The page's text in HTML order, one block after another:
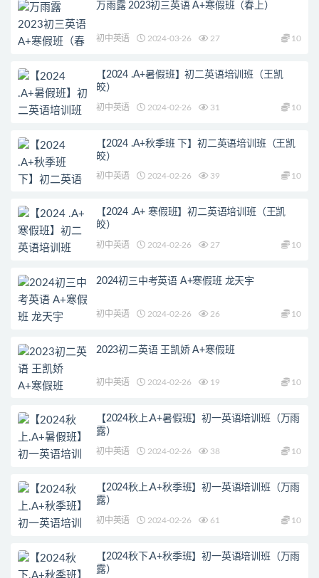
万雨露 2023初三英语 A+寒假班（春上）
初中英语 2024-03-26 27 10
【2024 .A+暑假班】初二英语培训班（王凯
皎）
初中英语 2024-02-26 31 10
【2024 .A+秋季班 下】初二英语培训班（王凯
皎）
初中英语 2024-02-26 39 10
【2024 .A+ 寒假班】初二英语培训班（王凯
皎）
初中英语 2024-02-26 27 10
2024初三中考英语 A+寒假班 龙天宇
初中英语 2024-02-26 26 10
2023初二英语 王凯娇 A+寒假班
初中英语 2024-02-26 19 10
【2024秋上.A+暑假班】初一英语培训班（万雨
露）
初中英语 2024-02-26 38 10
【2024秋上.A+秋季班】初一英语培训班（万雨
露）
初中英语 2024-02-26 61 10
【2024秋下.A+秋季班】初一英语培训班（万雨
露）